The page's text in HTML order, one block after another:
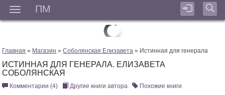
ПМ
Главная » Магазин »Соболянская Елизавета » Истинная для генерала
ИСТИННАЯ ДЛЯ ГЕНЕРАЛА. ЕЛИЗАВЕТА
СОБОЛЯНСКАЯ
Комментарии (4) Другие книги автора Похожие книги